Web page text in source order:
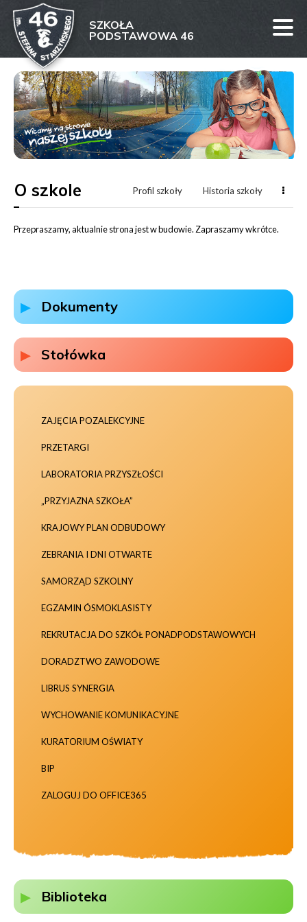
Przejdź
do
nawigacji
Przejdź
do
treści
Przejdź
do
artykułu
Przejdź
do
kalendarza
Przejdź
do
stopki
SZKOŁA
PODSTAWOWA 46
lewaDokumenty
Stołówka
ZAJĘCIA POZALEKCYJNE
PRZETARGI
LABORATORIA PRZYSZŁOŚCI
„PRZYJAZNA SZKOŁA”
KRAJOWY PLAN ODBUDOWY
ZEBRANIA I DNI OTWARTE
SAMORZĄD SZKOLNY
EGZAMIN ÓSMOKLASISTY
REKRUTACJA DO SZKÓŁ PONADPODSTAWOWYCH
DORADZTWO ZAWODOWE
LIBRUS SYNERGIA
WYCHOWANIE KOMUNIKACYJNE
KURATORIUM OŚWIATY
BIP
ZALOGUJ DO OFFICE365
Biblioteka
O szkole Profil szkoły Historia szkoły
Przepraszamy, aktualnie strona jest w budowie. Zapraszamy wkrótce.